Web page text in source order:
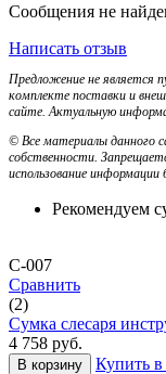
Сообщения не
Написать отзыв
Предложение не является
комплекте поставки и
сайте. Актуальную
© Все материалы данного
собственности.
использование информации
Рекомендуем
С-007
Сравнить
(2)
Сумка слесаря
4 758 руб.
В корзину Купить